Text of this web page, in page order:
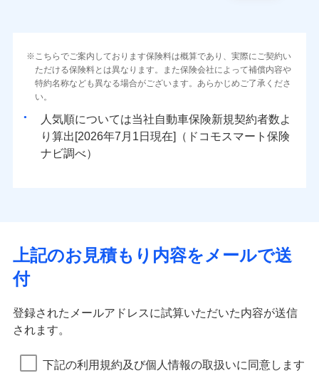
こちらでご案内しております保険料は概算であり、実際にご契約い
ただける保険料とは異なります。また保険会社によって補償内容や
特約名称なども異なる場合がございます。あらかじめご了承くださ
い。
人気順については当社
新規契約者数よ
り算出[
年 月
日現在]（ドコモスマート保険
ナビ調べ）
上記のお見積もり内容をメールで送
付
登録されたメールアドレスに試算いただいた内容が送信
されます。
下記の利用規約及び個人情報の取扱いに同意します